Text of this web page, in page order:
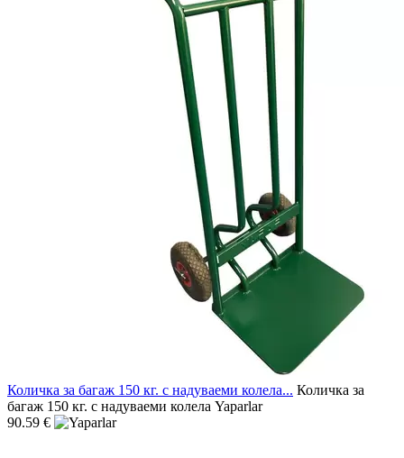
Количка за багаж 150 кг. с надуваеми колела... Количка за
багаж 150 кг. с надуваеми колела Yaparlar
90.59 €